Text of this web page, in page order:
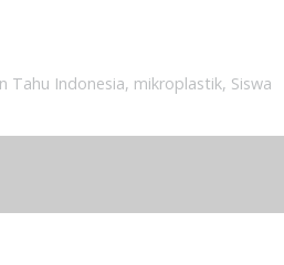
Tahu Indonesia, mikroplastik, Siswa